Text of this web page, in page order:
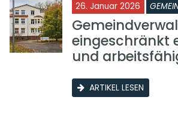
26. Januar 2026
eingeschränkt
und
ARTIKEL LESEN